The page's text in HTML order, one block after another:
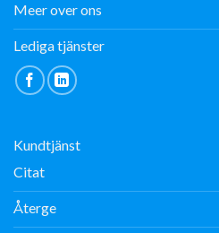
Meer over ons
Lediga tjänster
Kundtjänst
Citat
Återge